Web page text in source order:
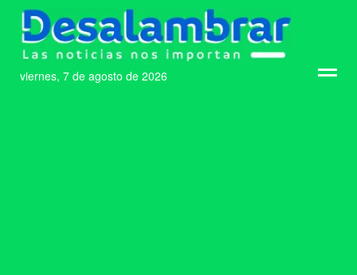
viernes, 7 de agosto de 2026